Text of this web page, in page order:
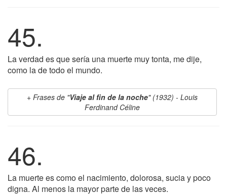
45.
La verdad es que sería una muerte muy tonta, me dije,
como la de todo el mundo.
Frases de "Viaje al fin de la noche" (1932) - Louis
Ferdinand Céline
46.
La muerte es como el nacimiento, dolorosa, sucia y poco
digna. Al menos la mayor parte de las veces.